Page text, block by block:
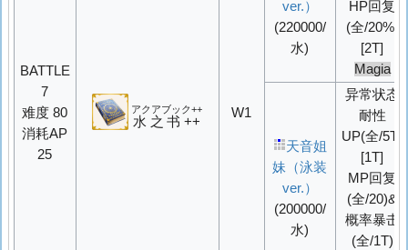
BATTLE
7
难度 80
消耗AP
25
水之书++
アクアブック++ W1
ver.）
(220000/
水)
HP回复
(全/20%)
[2T]
Magia
天音姐
妹（泳装
ver.）
(200000/
水)
异常状态
耐性
UP(全/5T)
[1T]
MP回复
(全/20)&
概率暴击
(全/1T)